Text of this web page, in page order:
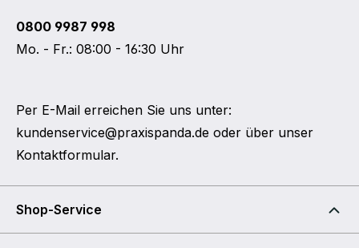
0800 9987 998
Mo. - Fr.: 08:00 - 16:30 Uhr
Per E-Mail erreichen Sie uns unter:
kundenservice@praxispanda.de oder über unser
Kontaktformular.
Shop-Service